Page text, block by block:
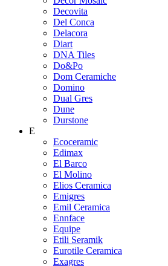
Decovita
Del Conca
Delacora
Diart
DNA Tiles
Do&Po
Dom Ceramiche
Domino
Dual Gres
Dune
Durstone
E
Ecoceramic
Edimax
El Barco
El Molino
Elios Ceramica
Emigres
Emil Ceramica
Ennface
Equipe
Etili Seramik
Eurotile Ceramica
Exagres